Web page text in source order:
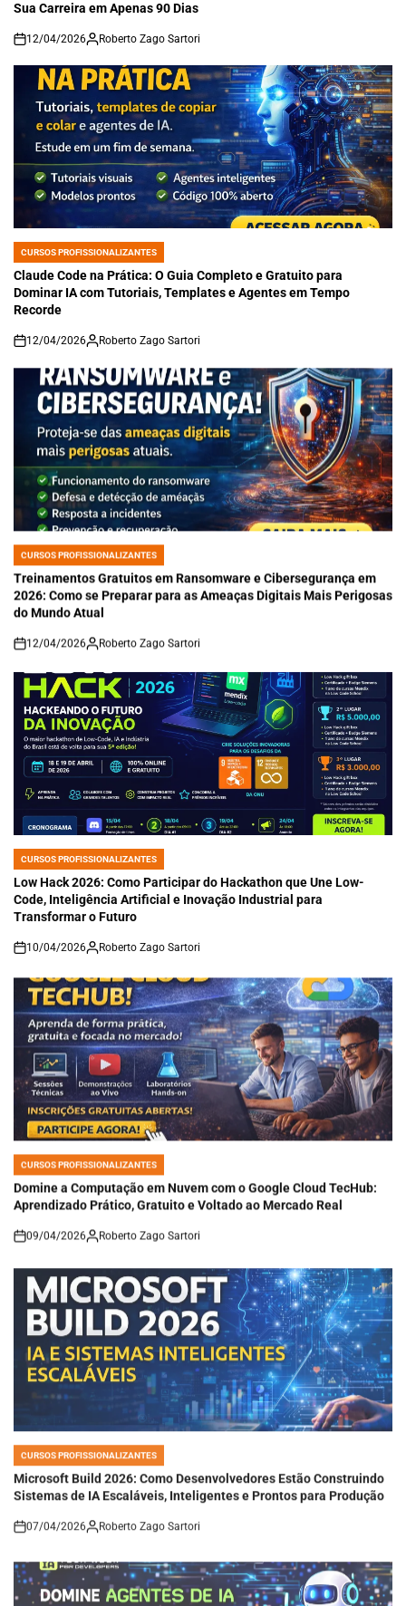
Sua Carreira em Apenas 90 Dias
on
12/04/2026 Roberto Zago Sartori
POSTED
IN
CURSOS PROFISSIONALIZANTES
Claude Code na Prática: O Guia Completo e Gratuito para
Dominar IA com Tutoriais, Templates e Agentes em Tempo
Recorde
on
12/04/2026 Roberto Zago Sartori
POSTED
IN
CURSOS PROFISSIONALIZANTES
Treinamentos Gratuitos em Ransomware e Cibersegurança em
2026: Como se Preparar para as Ameaças Digitais Mais Perigosas
do Mundo Atual
on
12/04/2026 Roberto Zago Sartori
POSTED
CURSOS PROFISSIONALIZANTES
Low Hack 2026: Como Participar do Hackathon que Une Low-
Code, Inteligência Artificial e Inovação Industrial para
Transformar o Futuro
on
10/04/2026 Roberto Zago Sartori
POSTED
IN
CURSOS PROFISSIONALIZANTES
Domine a Computação em Nuvem com o Google Cloud TecHub:
Aprendizado Prático, Gratuito e Voltado ao Mercado Real
on
09/04/2026 Roberto Zago Sartori
POSTED
IN
Microsoft Build 2026: Como Desenvolvedores Estão Construindo
Sistemas de IA Escaláveis, Inteligentes e Prontos para Produção
on